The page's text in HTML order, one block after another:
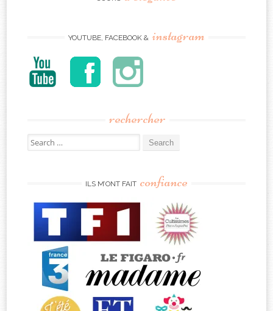
YOUTUBE, FACEBOOK & instagram
rechercher
Search
for:
ILS M’ONT FAIT confiance